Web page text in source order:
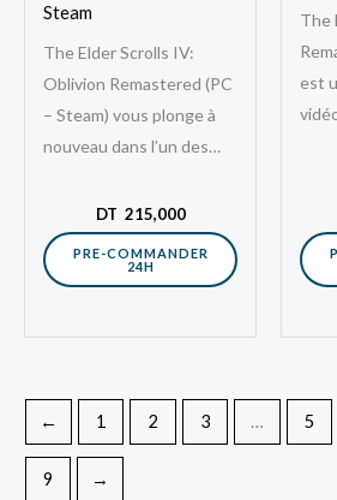
Steam
The Elder Scrolls IV:
Oblivion Remastered (PC
– Steam) vous plonge à
nouveau dans l’un des
plus emblématiques du
jeu vidéo,…
DT 215,000
PRE-COMMANDER
24H
The
est
← 1 2 3 … 5
9 →